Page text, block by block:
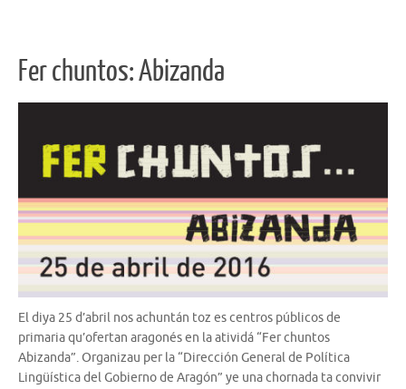
Fer chuntos: Abizanda
El diya 25 d’abril nos achuntán toz es centros públicos de
primaria qu’ofertan aragonés en la atividá “Fer chuntos
Abizanda”. Organizau per la “Dirección General de Política
Lingüística del Gobierno de Aragón” ye una chornada ta convivir